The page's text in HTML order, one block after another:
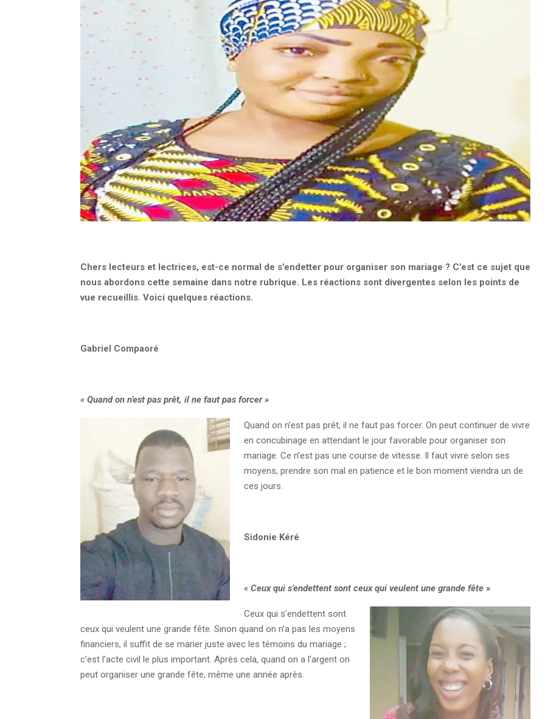
Chers lecteurs et lectrices, est-ce normal de s’endetter pour organiser son mariage ? C’est ce sujet que
nous abordons cette semaine dans notre rubrique. Les réactions sont divergentes selon les points de
vue recueillis. Voici quelques réactions.
Gabriel Compaoré
« Quand on n’est pas prêt, il ne faut pas forcer »
Quand on n’est pas prêt, il ne faut pas forcer. On peut continuer de vivre
en concubinage en attendant le jour favorable pour organiser son
mariage. Ce n’est pas une course de vitesse. Il faut vivre selon ses
moyens, prendre son mal en patience et le bon moment viendra un de
ces jours.
Sidonie Kéré
« Ceux qui s’endettent sont ceux qui veulent une grande fête »
Ceux qui s’endettent sont
ceux qui veulent une grande fête. Sinon quand on n’a pas les moyens
financiers, il suffit de se marier juste avec les témoins du mariage ;
c’est l’acte civil le plus important. Après cela, quand on a l’argent on
peut organiser une grande fête, même une année après.